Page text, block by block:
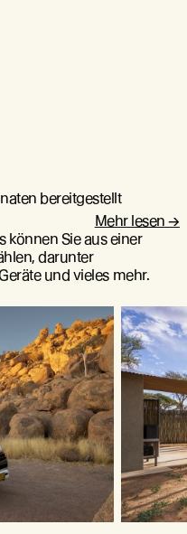
bereitgestellt
Mehr lesen
können Sie aus einer
darunter
und vieles mehr.